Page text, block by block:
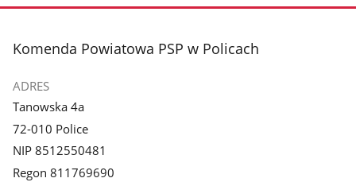
stopka
Komenda Powiatowa PSP w Policach
ADRES
Tanowska 4a
72-010 Police
NIP 8512550481
Regon 811769690